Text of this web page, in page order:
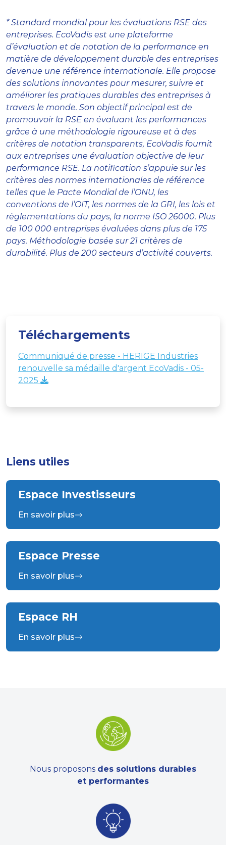
* Standard mondial pour les évaluations RSE des
entreprises. EcoVadis est une plateforme
d’évaluation et de notation de la performance en
matière de développement durable des entreprises
devenue une référence internationale. Elle propose
des solutions innovantes pour mesurer, suivre et
améliorer les pratiques durables des entreprises à
travers le monde. Son objectif principal est de
promouvoir la RSE en évaluant les performances
grâce à une méthodologie rigoureuse et à des
critères de notation transparents, EcoVadis fournit
aux entreprises une évaluation objective de leur
performance RSE. La notification s’appuie sur les
critères des normes internationales de référence
telles que le Pacte Mondial de l’ONU, les
conventions de l’OIT, les normes de la GRI, les lois et
règlementations du pays, la norme ISO 26000. Plus
de 100 000 entreprises évaluées dans plus de 175
pays. Méthodologie basée sur 21 critères de
durabilité. Plus de 200 secteurs d’activité couverts.
Téléchargements
Communiqué de presse - HERIGE Industries
renouvelle sa médaille d'argent EcoVadis - 05-
2025
Liens utiles
Espace Investisseurs
En savoir plus
Espace Presse
En savoir plus
Espace RH
En savoir plus
Nous proposons des solutions durables
et performantes